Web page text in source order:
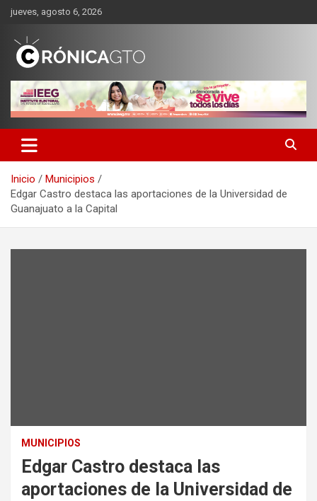
Saltar
contenido
jueves, agosto 6, 2026
CRONICA GUANAJUATO
Inicio
Municipios
Edgar Castro destaca las aportaciones de la Universidad de
Guanajuato a la Capital
MUNICIPIOS
Edgar Castro destaca las
aportaciones de la Universidad de